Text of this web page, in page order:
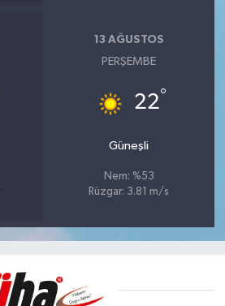
13 AĞUSTOS
PERŞEMBE
22°
Güneşli
Nem: %53
Rüzgar: 3.81 m/s